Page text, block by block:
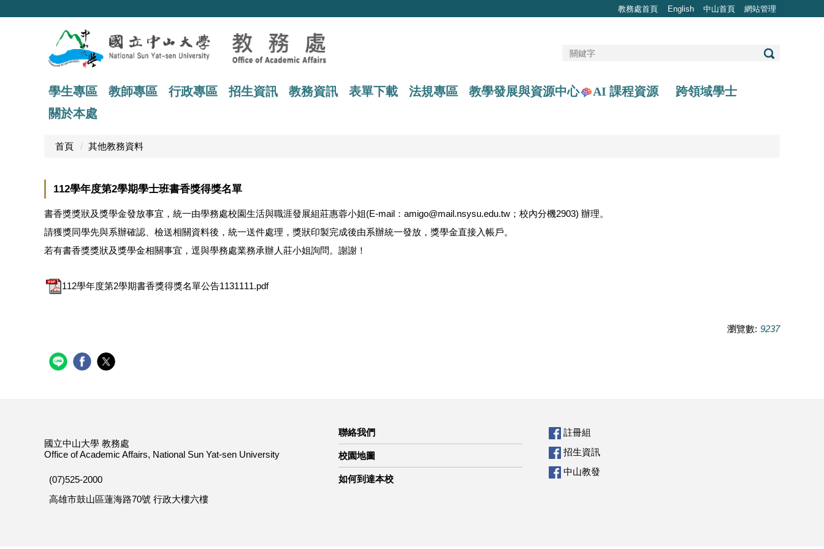
教務處首頁 English 中山首頁 網站管理
學生專區 教師專區 行政專區 招生資訊 教務資訊 表單下載 法規專區 教學發展與資源中心 AI 課程資源
跨領域學士
關於本處
首頁 其他教務資料
112學年度第2學期學士班書香獎得獎名單
書香獎獎狀及獎學金發放事宜，統一由學務處校園生活與職涯發展組莊惠蓉小姐(E-mail：amigo@mail.nsysu.edu.tw；校內分機2903) 辦理。
請獲獎同學先與系辦確認、檢送相關資料後，統一送件處理，獎狀印製完成後由系辦統一發放，獎學金直接入帳戶。
若有書香獎獎狀及獎學金相關事宜，逕與學務處業務承辦人莊小姐詢問。謝謝！
112學年度第2學期書香獎得獎名單公告1131111.pdf
瀏覽數: 9237
國立中山大學 教務處
Office of Academic Affairs, National Sun Yat-sen University
(07)525-2000
高雄市鼓山區蓮海路70號 行政大樓六樓
聯絡我們
校園地圖
如何到達本校
註冊組
招生資訊
中山教發